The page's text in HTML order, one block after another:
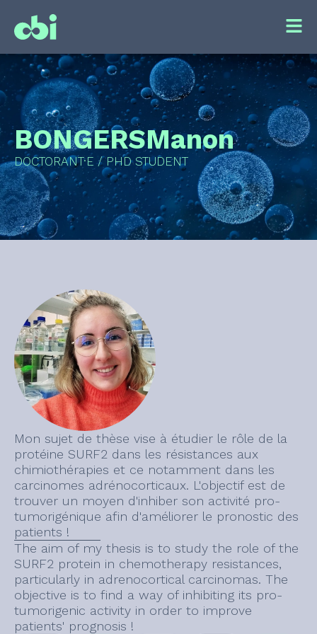
BONGERSManon
DOCTORANT·E / PHD STUDENT
Mon sujet de thèse vise à étudier le rôle de la
protéine SURF2 dans les résistances aux
chimiothérapies et ce notamment dans les
carcinomes adrénocorticaux. L'objectif est de
trouver un moyen d'inhiber son activité pro-
tumorigénique afin d'améliorer le pronostic des
patients !
The aim of my thesis is to study the role of the
SURF2 protein in chemotherapy resistances,
particularly in adrenocortical carcinomas. The
objective is to find a way of inhibiting its pro-
tumorigenic activity in order to improve
patients' prognosis !